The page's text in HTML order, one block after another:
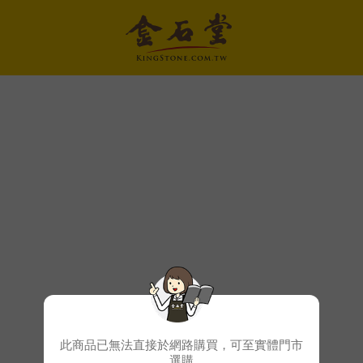
此商品已無法直接於網路購買，可至實體門市
選購